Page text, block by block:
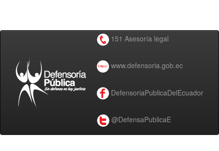
151 Asesoría legal
www.defensoria.gob.ec
DefensoriaPublicaDelEcuador
@DefensaPublicaE